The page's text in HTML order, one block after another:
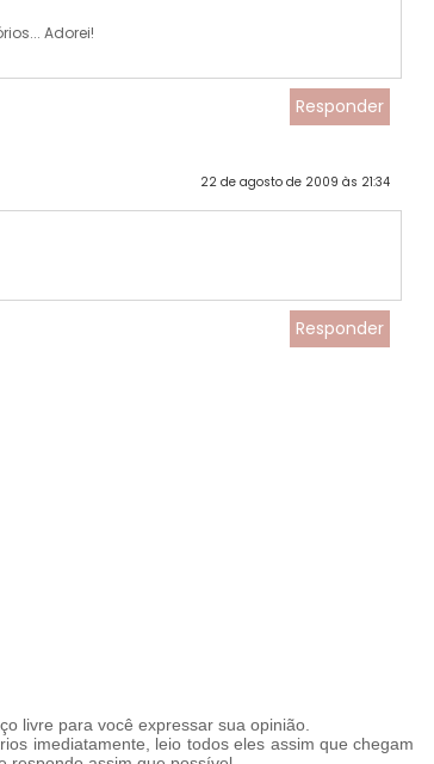
Adorei!
Responder
22 de agosto de 2009 às 21:34
Responder
livre para você expressar sua opinião.
imediatamente, leio todos eles assim que chegam